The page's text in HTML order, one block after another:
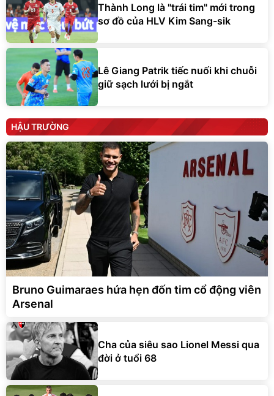
Thành Long là "trái tim" mới trong
sơ đồ của HLV Kim Sang-sik
Lê Giang Patrik tiếc nuối khi chuỗi
giữ sạch lưới bị ngắt
HẬU TRƯỜNG
Bruno Guimaraes hứa hẹn đốn tim cổ động viên
Arsenal
Cha của siêu sao Lionel Messi qua
đời ở tuổi 68